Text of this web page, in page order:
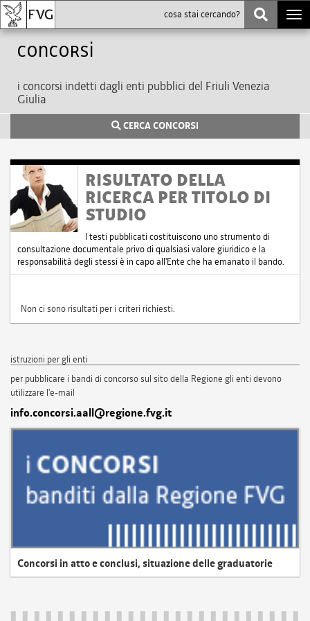
Concorsi
i concorsi indetti dagli enti pubblici del Friuli Venezia
Giulia
CERCA CONCORSI
RISULTATO DELLA
RICERCA PER TITOLO DI
STUDIO
I testi pubblicati costituiscono uno strumento di
consultazione documentale privo di qualsiasi valore giuridico e la
responsabilità degli stessi è in capo all'Ente che ha emanato il bando.
Non ci sono risultati per i criteri richiesti.
istruzioni per gli enti
per pubblicare i bandi di concorso sul sito della Regione gli enti devono
utilizzare l'e-mail
info.concorsi.aall@regione.fvg.it
Concorsi in atto e conclusi, situazione delle graduatorie